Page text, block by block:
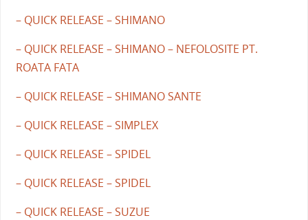
– QUICK RELEASE – SHIMANO
– QUICK RELEASE – SHIMANO – NEFOLOSITE PT.
ROATA FATA
– QUICK RELEASE – SHIMANO SANTE
– QUICK RELEASE – SIMPLEX
– QUICK RELEASE – SPIDEL
– QUICK RELEASE – SPIDEL
– QUICK RELEASE – SUZUE